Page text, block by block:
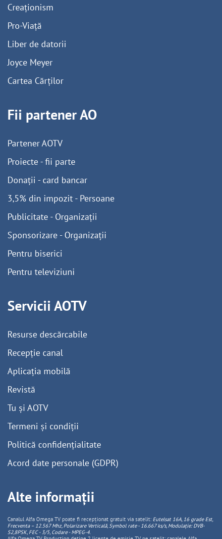
Creaționism
Pro-Viață
Liber de datorii
Joyce Meyer
Cartea Cărților
Fii partener AO
Partener AOTV
Proiecte - fii parte
Donații - card bancar
3,5% din impozit - Persoane
Publicitate - Organizații
Sponsorizare - Organizații
Pentru biserici
Pentru televiziuni
Servicii AOTV
Resurse descărcabile
Recepție canal
Aplicația mobilă
Revistă
Tu și AOTV
Termeni și condiții
Politică confidențialitate
Acord date personale (GDPR)
Alte informații
Canalul Alfa Omega TV poate fi recepționat gratuit via satelit: Eutelsat 16A, 16 grade Est,
Frecventa – 12.567 Mhz, PolarizareVerticală, Symbol rate - 16.667 ks/s, Modulație: DVB-
S2,8PSK, FEC - 3/5, Codare - MPEG-4.